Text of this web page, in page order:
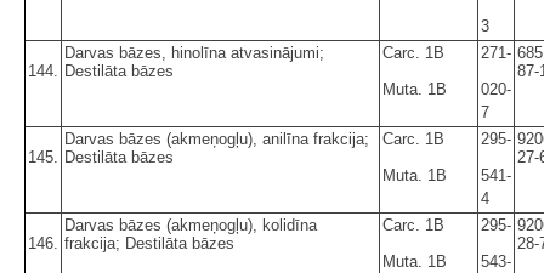
3
144.
Darvas bāzes, hinolīna atvasinājumi;
Destilāta bāzes
Carc. 1B
Muta. 1B
271-
020-
7
87-
145.
Darvas bāzes (akmeņogļu), anilīna frakcija;
Destilāta bāzes
Carc. 1B
Muta. 1B
295-
541-
4
27-
146.
Darvas bāzes (akmeņogļu), kolidīna
frakcija; Destilāta bāzes
Carc. 1B
Muta. 1B
295-
543-
28-